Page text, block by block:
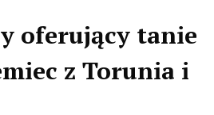
oferujący tanie
z Torunia i